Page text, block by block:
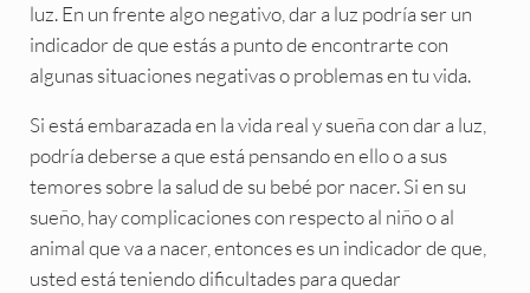
luz. En un frente algo negativo, dar a luz podría ser un
indicador de que estás a punto de encontrarte con
algunas situaciones negativas o problemas en tu vida.
Si está embarazada en la vida real y sueña con dar a luz,
podría deberse a que está pensando en ello o a sus
temores sobre la salud de su bebé por nacer. Si en su
sueño, hay complicaciones con respecto al niño o al
animal que va a nacer, entonces es un indicador de que,
usted está teniendo dificultades para quedar